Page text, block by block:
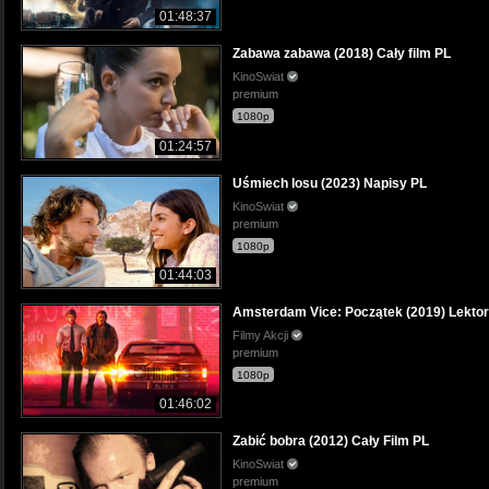
01:48:37
01:24:57
Zabawa zabawa (2018) Cały film PL
KinoSwiat
premium
1080p
01:44:03
Uśmiech losu (2023) Napisy PL
KinoSwiat
premium
1080p
01:46:02
Amsterdam Vice: Początek (2019)
Filmy Akcji
premium
1080p
Zabić bobra (2012) Cały Film PL
KinoSwiat
premium